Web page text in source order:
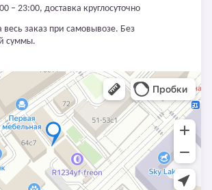
– 23:00, доставка круглосуточно
весь заказ при самовывозе. Без
суммы.